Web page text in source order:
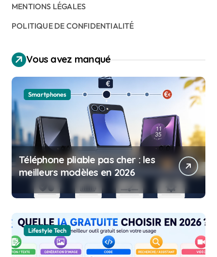
MENTIONS LÉGALES
POLITIQUE DE CONFIDENTIALITÉ
Vous avez manqué
Smartphones
Téléphone pliable pas cher : les
meilleurs modèles en 2026
Lifestyle Tech